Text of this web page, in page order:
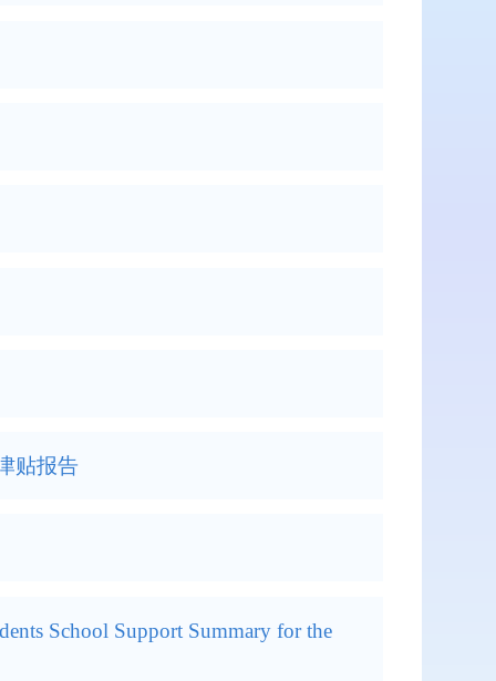
贴报告
School Support Summary for the